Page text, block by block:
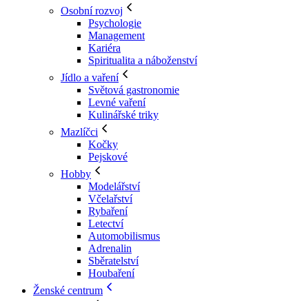
Osobní rozvoj
Psychologie
Management
Kariéra
Spiritualita a náboženství
Jídlo a vaření
Světová gastronomie
Levné vaření
Kulinářské triky
Mazlíčci
Kočky
Pejskové
Hobby
Modelářství
Včelařství
Rybaření
Letectví
Automobilismus
Adrenalin
Sběratelství
Houbaření
Ženské centrum